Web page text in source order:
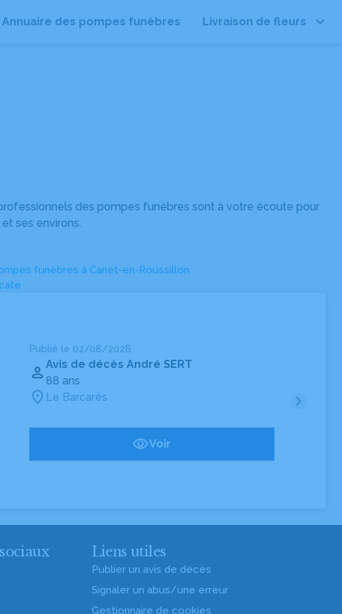
Annuaire des pompes funèbres Livraison de fleurs
des pompes funèbres sont à votre écoute pour
ses environs.
funèbres à Canet-en-Roussillon
Publié le 02/08/2026
Avis de décès André SERT
88 ans
Le Barcarès
Voir
Liens utiles
Publier un avis de décès
Signaler un abus/une erreur
Gestionnaire de cookies